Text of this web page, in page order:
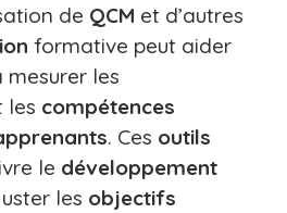
de QCM et d’autres
formative peut aider
mesurer les
les compétences
. Ces outils
le développement
les objectifs